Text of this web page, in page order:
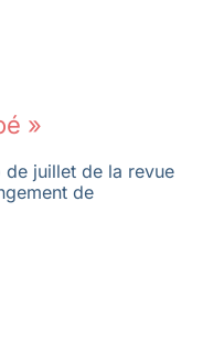
»
de juillet de la revue
de